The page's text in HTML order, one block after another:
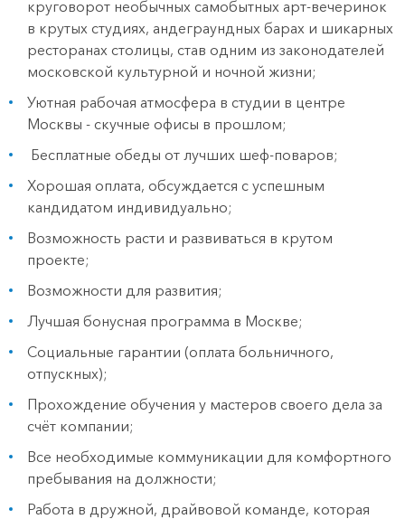
круговорот необычных самобытных арт-вечеринок
в крутых студиях, андеграундных барах и шикарных
ресторанах столицы, став одним из законодателей
московской культурной и ночной жизни;
Уютная рабочая атмосфера в студии в центре
Москвы - скучные офисы в прошлом;
Бесплатные обеды от лучших шеф-поваров;
Хорошая оплата, обсуждается с успешным
кандидатом индивидуально;
Возможность расти и развиваться в крутом
проекте;
Возможности для развития;
Лучшая бонусная программа в Москве;
Социальные гарантии (оплата больничного,
отпускных);
Прохождение обучения у мастеров своего дела за
счёт компании;
Все необходимые коммуникации для комфортного
пребывания на должности;
Работа в дружной, драйвовой команде, которая